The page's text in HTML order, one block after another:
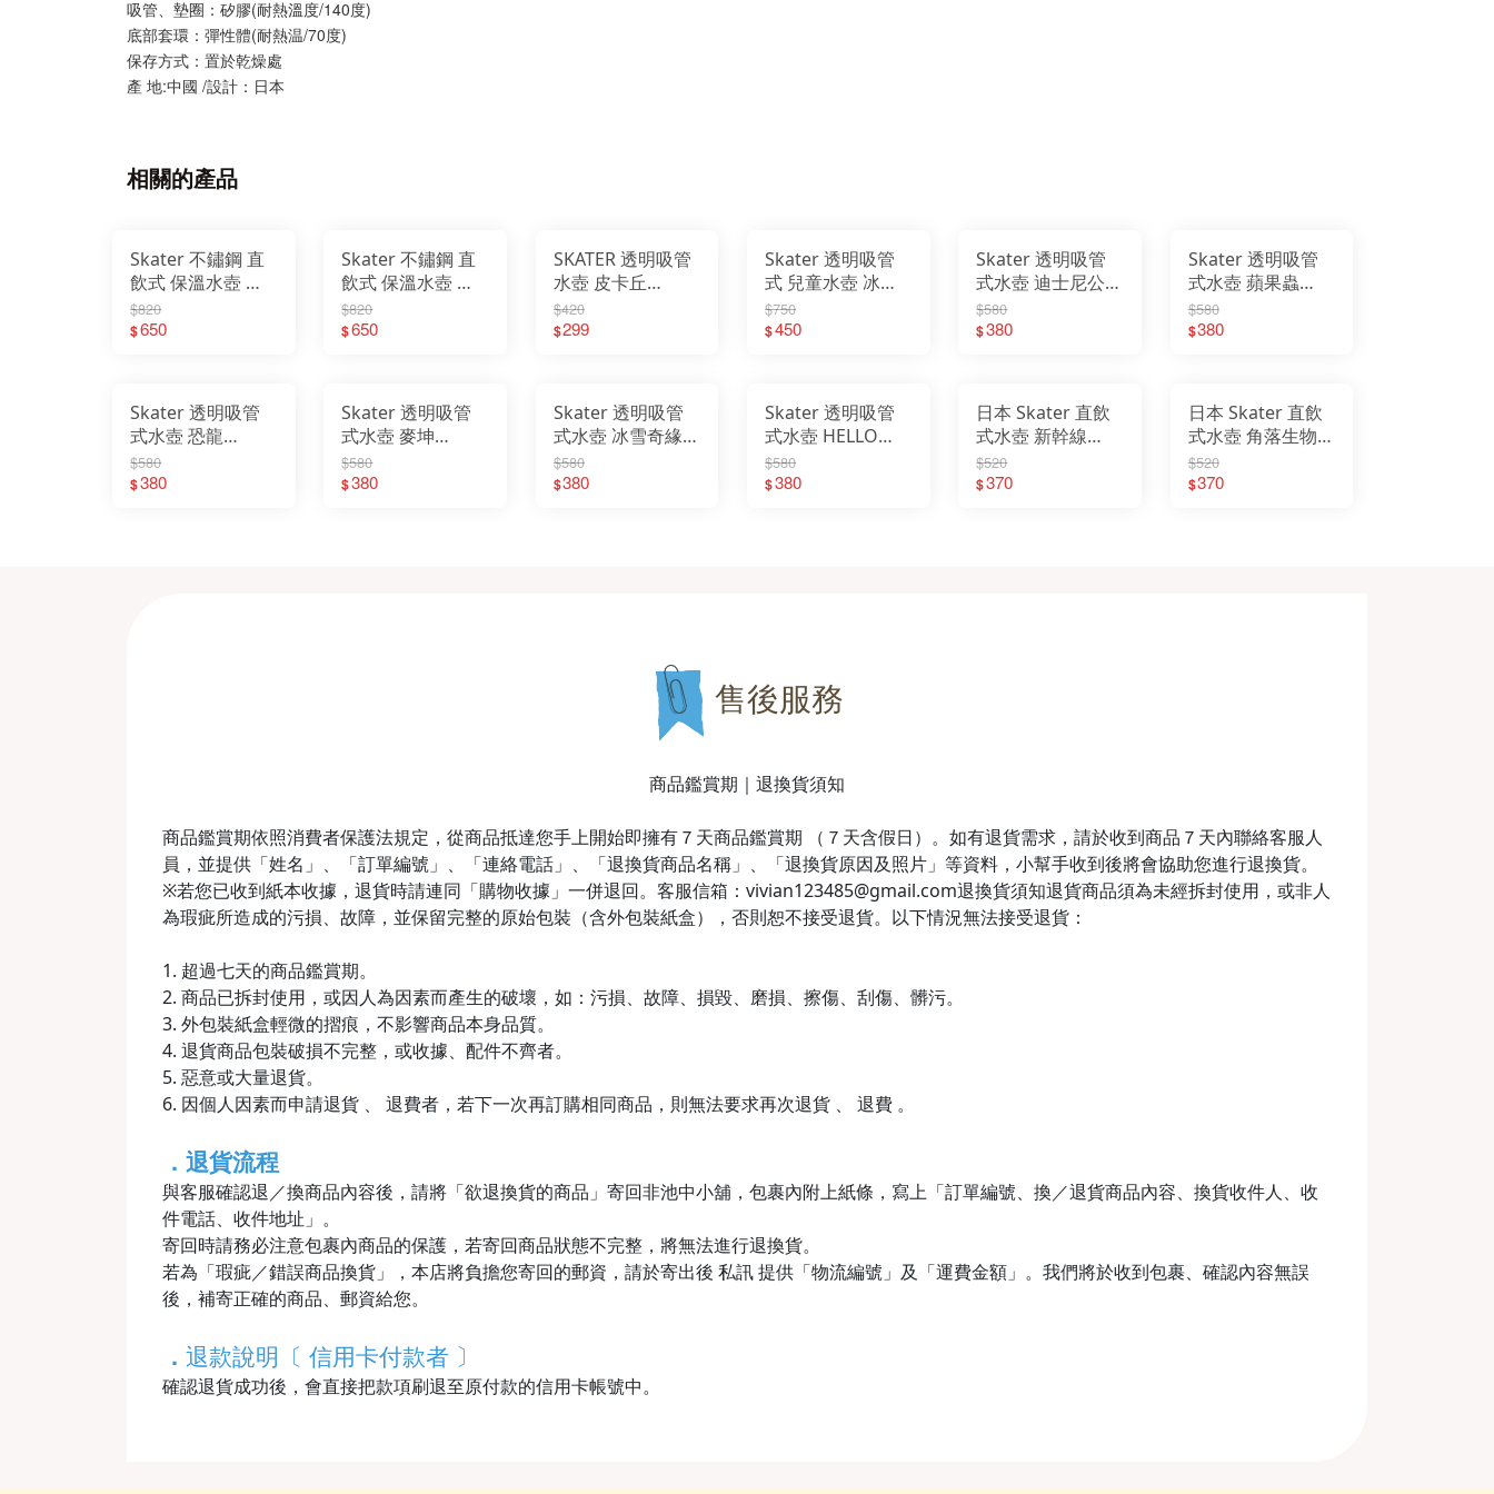
吸管、墊圈：矽膠(耐熱溫度/140度)
底部套環：彈性體(耐熱温/70度)
保存方式：置於乾燥處
產 地:中國 /設計：日本
相關的產品
Skater 不鏽鋼 直
飲式 保溫水壺 汪
汪隊 470ml
$820
$650
Skater 不鏽鋼 直
飲式 保溫水壺 迪
士尼公主 470ml
$820
$650
SKATER 透明吸管
水壺 皮卡丘
350ml
$420
$299
Skater 透明吸管
式 兒童水壺 冰雪
奇緣
$750
$450
Skater 透明吸管
式水壺 迪士尼公主
(480ml)
$580
$380
Skater 透明吸管
式水壺 蘋果蟲
(480ml)
$580
$380
Skater 透明吸管
式水壺 恐龍
(480ml)
$580
$380
Skater 透明吸管
式水壺 麥坤
(480ml)
$580
$380
Skater 透明吸管
式水壺 冰雪奇緣
(480ml)
$580
$380
Skater 透明吸管
式水壺 HELLO
KITTY (480ml)
$580
$380
日本 Skater 直飲
式水壺 新幹線
(480ml)
$520
$370
日本 Skater 直飲
式水壺 角落生物
(480ml)
$520
$370
售後服務
商品鑑賞期｜退換貨須知
商品鑑賞期依照消費者保護法規定，從商品抵達您手上開始即擁有７天商品鑑賞期 （７天含假日）。如有退貨需求，請於收到商品７天內聯絡客服人
員，並提供「姓名」、「訂單編號」、「連絡電話」、「退換貨商品名稱」、「退換貨原因及照片」等資料，小幫手收到後將會協助您進行退換貨。
※若您已收到紙本收據，退貨時請連同「購物收據」一併退回。客服信箱：vivian123485@gmail.com退換貨須知退貨商品須為未經拆封使用，或非人
為瑕疵所造成的污損、故障，並保留完整的原始包裝（含外包裝紙盒），否則恕不接受退貨。以下情況無法接受退貨：
1. 超過七天的商品鑑賞期。
2. 商品已拆封使用，或因人為因素而產生的破壞，如：污損、故障、損毀、磨損、擦傷、刮傷、髒污。
3. 外包裝紙盒輕微的摺痕，不影響商品本身品質。
4. 退貨商品包裝破損不完整，或收據、配件不齊者。
5. 惡意或大量退貨。
6. 因個人因素而申請退貨 、 退費者，若下一次再訂購相同商品，則無法要求再次退貨 、 退費 。
．退貨流程
與客服確認退／換商品內容後，請將「欲退換貨的商品」寄回非池中小舖，包裹內附上紙條，寫上「訂單編號、換／退貨商品內容、換貨收件人、收
件電話、收件地址」。
寄回時請務必注意包裹內商品的保護，若寄回商品狀態不完整，將無法進行退換貨。
若為「瑕疵／錯誤商品換貨」，本店將負擔您寄回的郵資，請於寄出後 私訊 提供「物流編號」及「運費金額」。我們將於收到包裹、確認內容無誤
後，補寄正確的商品、郵資給您。
． 退款說明〔 信用卡付款者 〕
確認退貨成功後，會直接把款項刷退至原付款的信用卡帳號中。